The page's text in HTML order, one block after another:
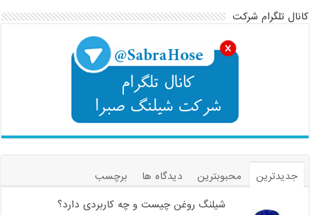
کانال تلگرام شرکت
جدیدترین محبوبترین دیدگاه ها
برچسب
شیلنگ روغن چیست و چه کاربردی دارد؟